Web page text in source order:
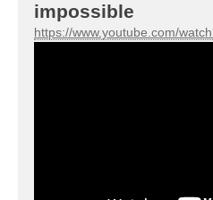
impossible
https://www.youtube.com/